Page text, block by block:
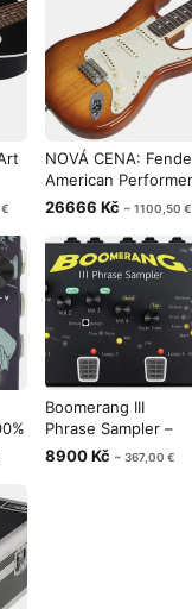
NOVÁ CENA:
American Performer
Stratoca
26666 Kč ~ 1100,50 €
Boomerang III
Phrase Sampler –
profesionální
8900 Kč ~ 367,00 €